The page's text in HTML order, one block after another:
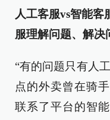
人工客服vs智能
服理解问题、解决
“有的问题只有人
点的外卖曾在骑
联系了平台的智